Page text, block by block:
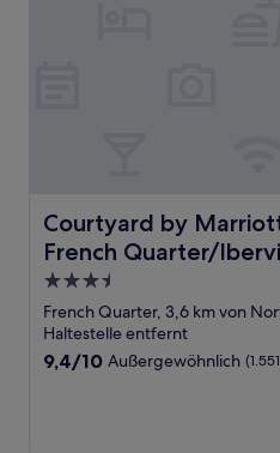
Courtyard by
French Quarter/
Courtyard by Marriott
3.5-
Sterne-
Unterkunft
French Quarter, 3,6 km von
Haltestelle entfernt
9.4
9,4/10 Außergewöhnlich